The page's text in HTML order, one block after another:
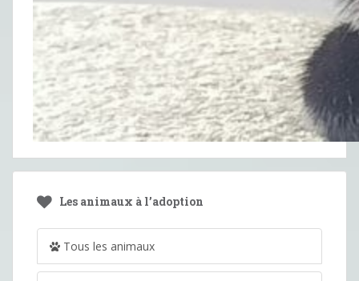
Les animaux à l’adoption
Tous les animaux